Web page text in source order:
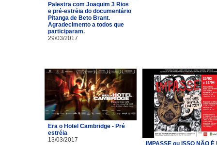
Palestra com Joaquim 3 Rios
e pré-estréia do documentário
Pitanga de Beto Brant.
Agradecimento a todos que
participaram.
29/03/2017
Era o Hotel Cambridge - Pré
estréia
13/03/2017
IMPASSE ou ISSO NÃO É